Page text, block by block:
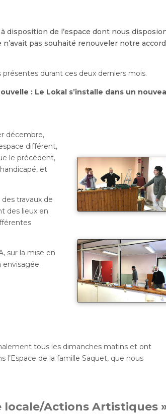
disposition de l’espace dont nous
pas souhaité renouveler notre
durant ces deux derniers mois.
: Le Lokal s’installe dans un
décembre,
différent,
le précédent,
et
travaux de
des lieux en
sur la mise en
envisagée.
tous les dimanches matins et ont
l’Espace de la famille Saquet, que nous
Actions Artistiques